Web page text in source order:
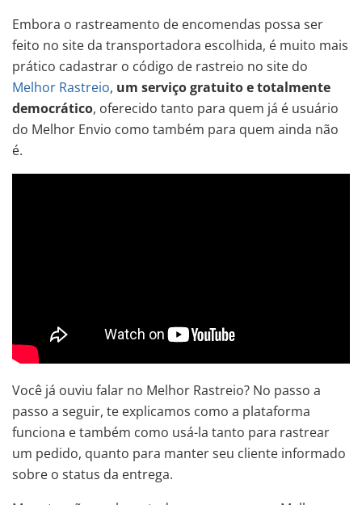
Embora o rastreamento de encomendas possa ser
feito no site da transportadora escolhida, é muito mais
prático cadastrar o código de rastreio no site do
Melhor Rastreio, um serviço gratuito e totalmente
democrático, oferecido tanto para quem já é usuário
do Melhor Envio como também para quem ainda não
é.
Você já ouviu falar no Melhor Rastreio? No passo a
passo a seguir, te explicamos como a plataforma
funciona e também como usá-la tanto para rastrear
um pedido, quanto para manter seu cliente informado
sobre o status da entrega.